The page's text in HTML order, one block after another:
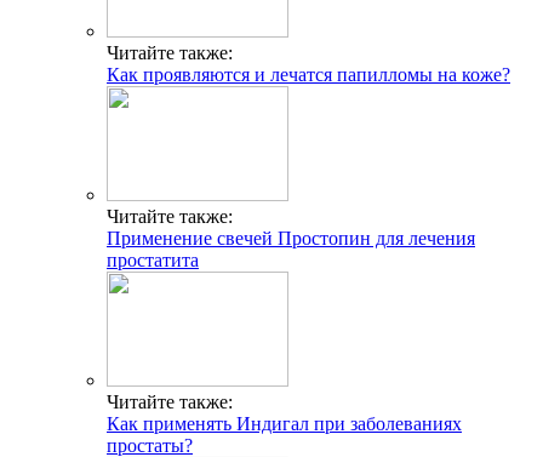
Читайте также:
Как проявляются и лечатся папилломы на коже?
Читайте также:
Применение свечей Простопин для лечения
простатита
Читайте также:
Как применять Индигал при заболеваниях
простаты?